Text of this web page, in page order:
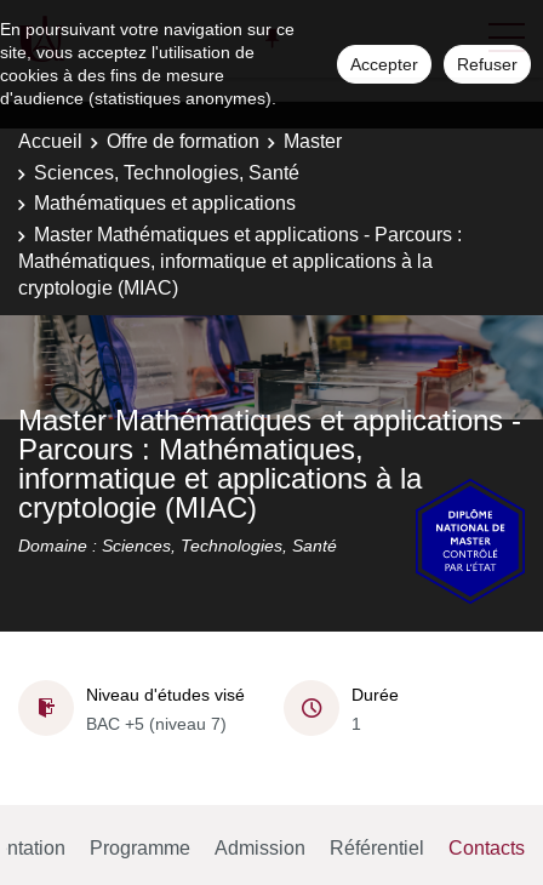
En poursuivant votre navigation sur ce
site, vous acceptez l'utilisation de
cookies à des fins de mesure
d'audience (statistiques anonymes).
Accepter Refuser
Accueil Offre de formation
Master
Sciences, Technologies, Santé
Mathématiques et applications
Master Mathématiques et applications - Parcours :
Mathématiques, informatique et applications à la
cryptologie (MIAC)
Master Mathématiques et applications -
Parcours : Mathématiques,
informatique et applications à la
cryptologie (MIAC)
Domaine : Sciences, Technologies, Santé
Niveau d'études visé
BAC +5 (niveau 7)
Durée
1
Programme Admission Référentiel Contacts